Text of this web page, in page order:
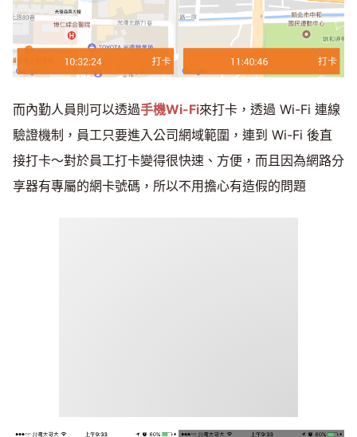
而內勤人員則可以透過手機Wi-Fi來打卡，透過 Wi-Fi 連線
驗證機制，員工只要進入公司網域範圍，連到 Wi-Fi 後直
接打卡～對於員工打卡變得很快速、方便，而且因為網路分
享器有專屬的網卡號碼，所以不用擔心有造假的問題